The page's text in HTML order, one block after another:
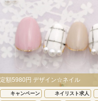
定額5980円 デザイン☆ネイル
キャンペーン ネイリスト求人